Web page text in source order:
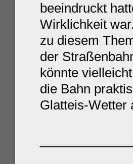
beeindruckt
Wirklichkeit
zu diesem
der
könnte
die Bahn
Glatteis-Wetter